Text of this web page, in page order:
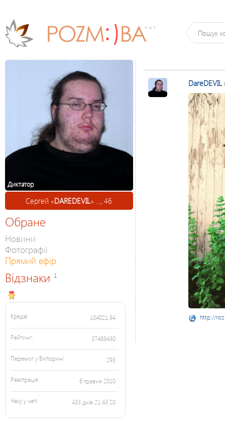
Диктатор
Сергей «DAREDEVIL» ..., 46
Обране
Новини
Фотографії
Прямий ефір
Відзнаки 1
Кредів: 104021.94
Рейтинг: 37489430
Перемог у Вікторині: 293
Реєстрація: 6 травня 2010
Часу у чаті: 433 днів 21:43:50
DareDEVIL
http://